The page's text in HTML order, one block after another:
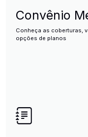
Convênio
Conheça as coberturas,
opções de planos